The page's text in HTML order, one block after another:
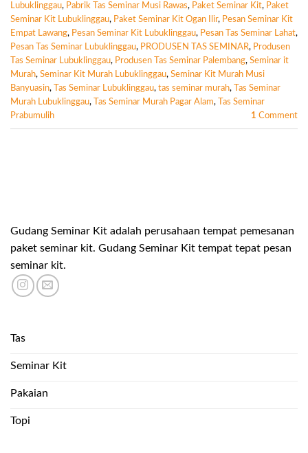
Lubuklinggau, Pabrik Tas Seminar Musi Rawas, Paket Seminar Kit, Paket
Seminar Kit Lubuklinggau, Paket Seminar Kit Ogan Ilir, Pesan Seminar Kit
Empat Lawang, Pesan Seminar Kit Lubuklinggau, Pesan Tas Seminar Lahat,
Pesan Tas Seminar Lubuklinggau, PRODUSEN TAS SEMINAR, Produsen
Tas Seminar Lubuklinggau, Produsen Tas Seminar Palembang, Seminar it
Murah, Seminar Kit Murah Lubuklinggau, Seminar Kit Murah Musi
Banyuasin, Tas Seminar Lubuklinggau, tas seminar murah,
Tas Seminar
Murah Lubuklinggau, Tas Seminar Murah Pagar Alam,
Tas Seminar
Prabumulih
1 Comment
Gudang Seminar Kit adalah perusahaan tempat pemesanan
paket seminar kit. Gudang Seminar Kit tempat tepat pesan
seminar kit.
Tas
Seminar Kit
Pakaian
Topi